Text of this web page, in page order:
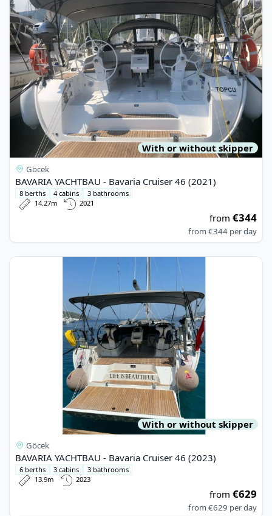
With or without skipper
Göcek
BAVARIA YACHTBAU - Bavaria Cruiser 46 (2021)
8 berths 4 cabins
3 bathrooms
14.27m
2021
from €344
from€344per day
View details for BAVARIA YACHTBAU - Bavaria Cruiser 46
With or without skipper
Göcek
BAVARIA YACHTBAU - Bavaria Cruiser 46 (2023)
6 berths 3 cabins
3 bathrooms
13.9m
2023
from €629
from€629 per day